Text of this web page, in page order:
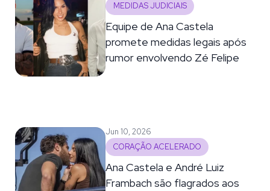
MEDIDAS JUDICIAIS
Equipe de Ana Castela
promete medidas legais após
rumor envolvendo Zé Felipe
Jun 10, 2026
CORAÇÃO ACELERADO
Ana Castela e André Luiz
Frambach são flagrados aos